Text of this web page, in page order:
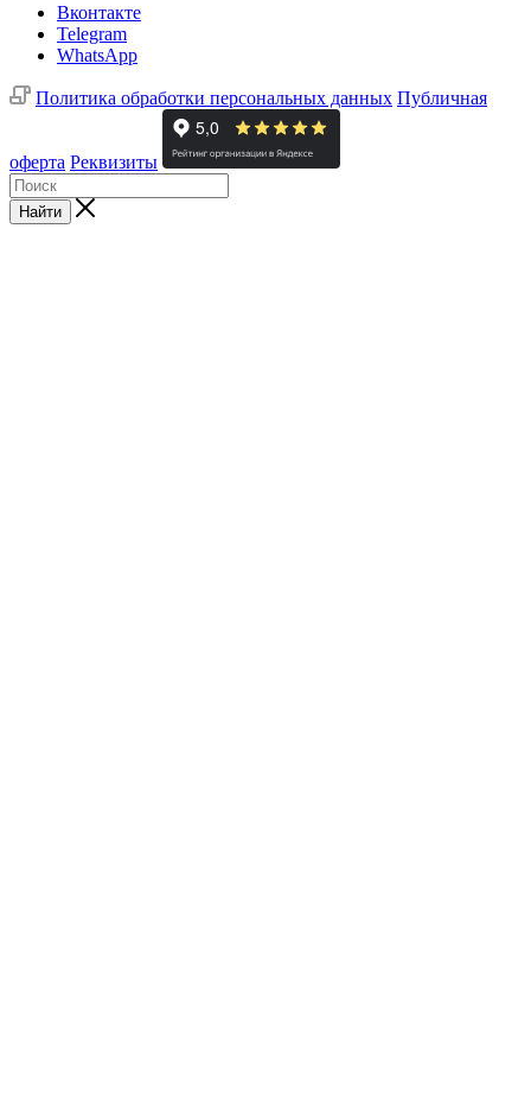
Вконтакте
Telegram
WhatsApp
Политика обработки персональных данных Публичная
оферта Реквизиты
Найти